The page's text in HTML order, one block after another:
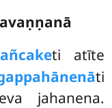
ti atīte
ti
jahanena.